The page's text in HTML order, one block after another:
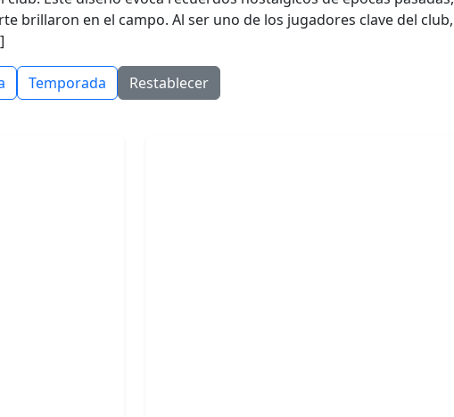
brillaron en el campo. Al ser uno de los jugadores clave del club,
Temporada Restablecer